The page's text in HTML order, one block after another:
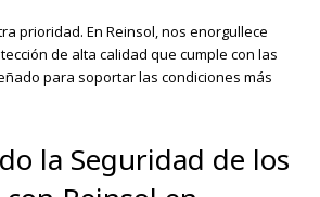
prioridad. En Reinsol, nos enorgullece
de alta calidad que cumple con las
para soportar las condiciones más
la Seguridad de los